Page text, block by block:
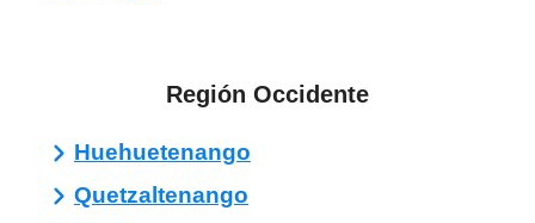
Región Occidente
Huehuetenango
Quetzaltenango